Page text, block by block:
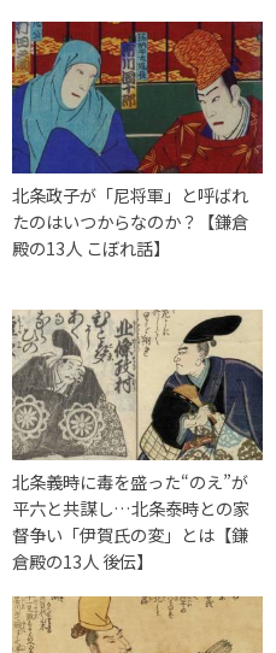
北条政子が「尼将軍」と呼ばれ
たのはいつからなのか？【鎌倉
殿の13人 こぼれ話】
北条義時に毒を盛った“のえ”が
平六と共謀し…北条泰時との家
督争い「伊賀氏の変」とは【鎌
倉殿の13人 後伝】